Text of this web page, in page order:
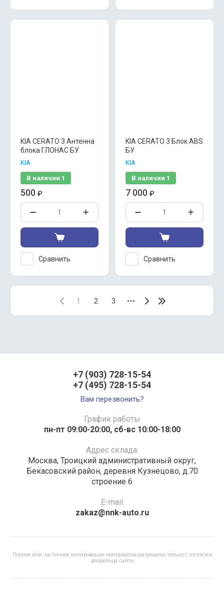
KIA CERATO 3 Антенна
блока ГЛОНАС БУ
KIA
В наличии 1
500 ₽
Сравнить
KIA CERATO 3 Блок ABS
БУ
KIA
В наличии 1
7 000 ₽
Сравнить
1 2 3
+7 (903) 728-15-54
+7 (495) 728-15-54
Вам перезвонить?
График работы
пн-пт 09:00-20:00, сб-вс 10:00-18:00
Адрес склада:
Москва, Троицкий административный округ,
Бекасовский район, деревня Кузнецово, д.70
строение 6
E-mail
zakaz@nnk-auto.ru
Полное или частичное копирование материалов разрешено только с согласия
владельца сайта